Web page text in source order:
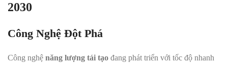
2030
Công Nghệ Đột Phá
Công nghệ năng lượng tái tạo đang phát triển với tốc độ nhanh